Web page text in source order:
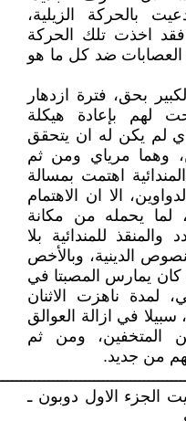
بالحركة الزيلية،
اخذت تلك الحركة
العصابات ضد كل ما هو
بحق، فترة ازدهار
لهم بإعادة هيكلة
لم يكن له ان يتحقق
وهما مرياي ومن ثم
اهتمت بمسالة
الا ان الاهتمام
لما يحمله من مكانة
والمنقذ للمندائية بلا
الدينية، وبالأخص
كان يمارس المصبتا في
لمدة ناهزت الاثنان
في ازالة العوالق
المتخفين، ومن ثم
من جديد.
الجزء الاول دوبون ـ